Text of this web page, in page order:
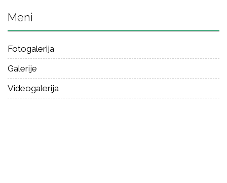
Meni
Fotogalerija
Galerije
Videogalerija